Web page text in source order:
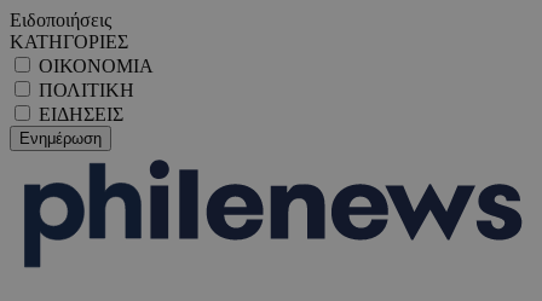
Ειδοποιήσεις
ΚΑΤΗΓΟΡΙΕΣ
ΟΙΚΟΝΟΜΙΑ
ΠΟΛΙΤΙΚΗ
ΕΙΔΗΣΕΙΣ